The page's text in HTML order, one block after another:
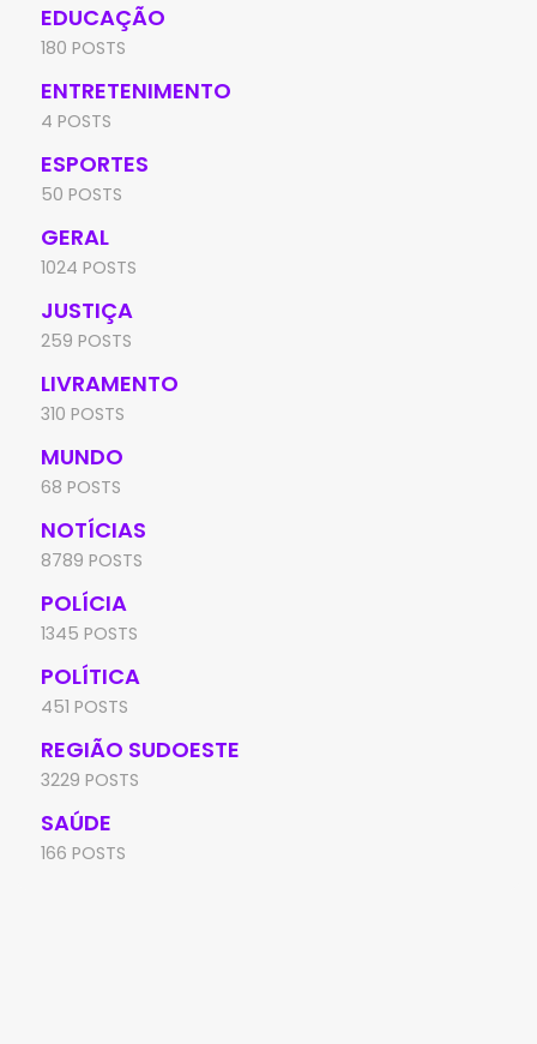
EDUCAÇÃO
180 POSTS
ENTRETENIMENTO
4 POSTS
ESPORTES
50 POSTS
GERAL
1024 POSTS
JUSTIÇA
259 POSTS
LIVRAMENTO
310 POSTS
MUNDO
68 POSTS
NOTÍCIAS
8789 POSTS
POLÍCIA
1345 POSTS
POLÍTICA
451 POSTS
REGIÃO SUDOESTE
3229 POSTS
SAÚDE
166 POSTS